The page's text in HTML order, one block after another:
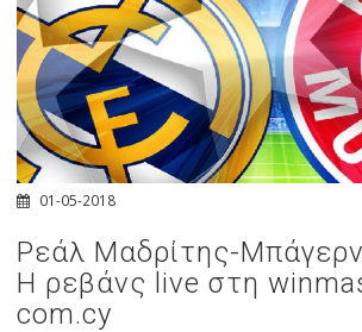
01-05-2018
Ρεάλ Μαδρίτης-
H ρεβάνς live στη
com.cy